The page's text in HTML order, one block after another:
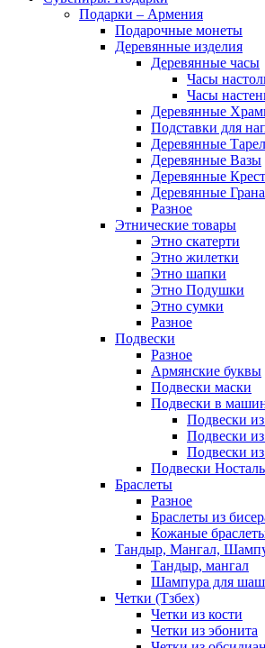
Подарки – Армения
Подарочные монеты
Деревянные изделия
Деревянные часы
Часы
Часы
Деревянные
Подставки для
Деревянные
Деревянные Вазы
Деревянные
Деревянные
Разное
Этнические товары
Этно скатерти
Этно жилетки
Этно шапки
Этно Подушки
Этно сумки
Разное
Подвески
Разное
Армянские буквы
Подвески маски
Подвески в
Подвески из
Подвески из
Подвески
Подвески
Браслеты
Разное
Браслеты из
Кожаные
Тандыр, Мангал,
Тандыр, мангал
Шампура для
Четки (Тзбех)
Четки из кости
Четки из эбонита